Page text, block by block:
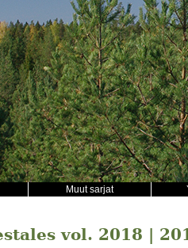
Muut sarjat
vol. 2018 |